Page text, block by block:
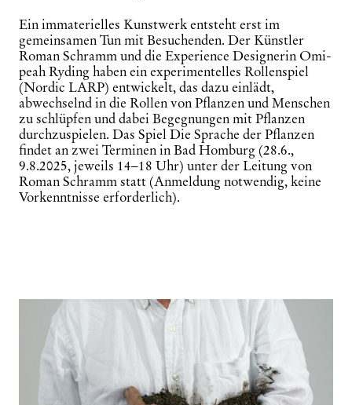
Ein immaterielles Kunstwerk entsteht erst im
gemeinsamen Tun mit Besuchenden. Der Künstler
Roman Schramm und die Experience Designerin Omi-
peah Ryding haben ein experimentelles Rollenspiel
(Nordic LARP) entwickelt, das dazu einlädt,
abwechselnd in die Rollen von Pflanzen und Menschen
zu schlüpfen und dabei Begegnungen mit Pflanzen
durchzuspielen. Das SpielDie Sprache der Pflanzen
findet an zwei Terminen in Bad Homburg (28.6.,
9.8.2025, jeweils 14–18 Uhr) unter der Leitung von
Roman Schramm statt (Anmeldung notwendig, keine
Vorkenntnisse erforderlich).